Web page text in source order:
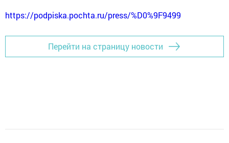
https://podpiska.pochta.ru/press/%D0%9F9499
Перейти на страницу новости